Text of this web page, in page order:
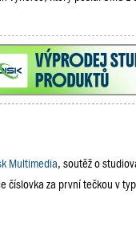
Multimedia, soutěž o
číslovka za první tečkou v